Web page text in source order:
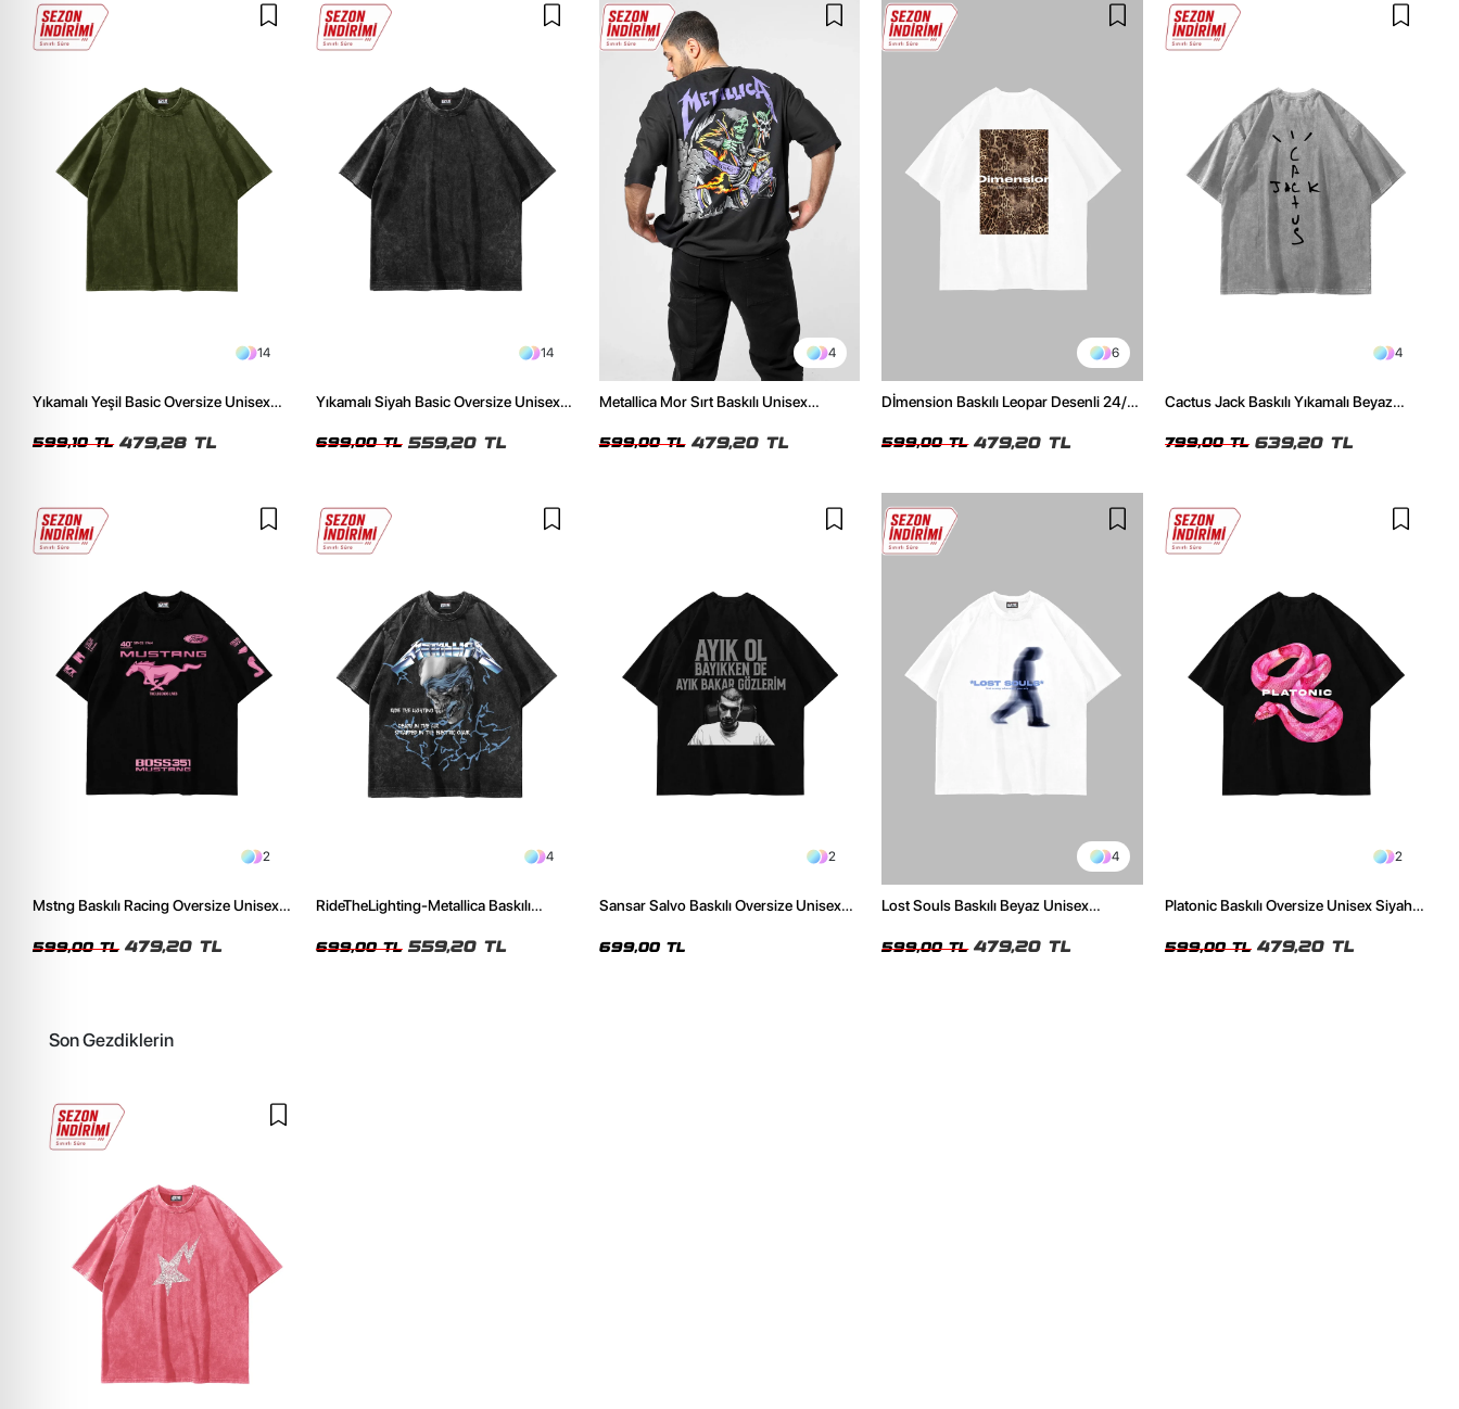
14
Yıkamalı Yeşil Basic Oversize Unisex
599,10 TL 479,28 TL
14
Yıkamalı Siyah Basic Oversize Unisex
699,00 TL 559,20 TL
4
Metallica Mor Sırt Baskılı Unisex
599,00 TL 479,20 TL
6
Dİmension Baskılı Leopar Desenli 24/1
599,00 TL 479,20 TL
4
Cactus Jack Baskılı Yıkamalı Beyaz
799,00 TL 639,20 TL
2
Mstng Baskılı Racing Oversize Unisex
599,00 TL 479,20 TL
4
RideTheLighting-Metallica Baskılı
699,00 TL 559,20 TL
2
Sansar Salvo Baskılı Oversize Unisex
699,00 TL
4
Lost Souls Baskılı Beyaz Unisex
599,00 TL 479,20 TL
2
Platonic Baskılı Oversize Unisex Siyah
599,00 TL 479,20 TL
Son Gezdiklerin